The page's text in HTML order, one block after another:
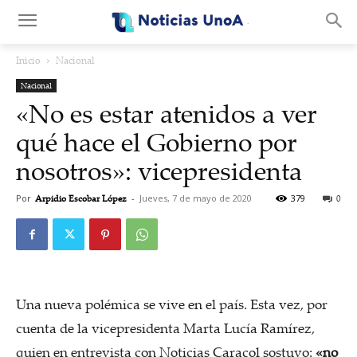
Inicio Nacional
Nacional
«No es estar atenidos a ver
qué hace el Gobierno por
nosotros»: vicepresidenta
Por Arpidio Escobar López - Jueves, 7 de mayo de 2020 0
379
Una nueva polémica se vive en el país. Esta vez, por
cuenta de la vicepresidenta Marta Lucía Ramírez,
quien en entrevista con Noticias Caracol sostuvo: «no